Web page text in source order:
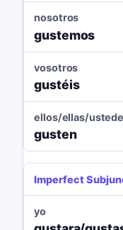
nosotros
gustemos
vosotros
gustéis
ellos/ellas/
gusten
Imperfect
yo